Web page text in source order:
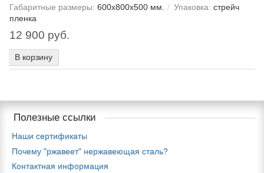
Габаритные размеры: 600х800х500 мм. Упаковка: стрейч
пленка
12 900 руб.
В корзину
Полезные ссылки
Наши сертификаты
Почему "ржавеет" нержавеющая сталь?
Контактная информация